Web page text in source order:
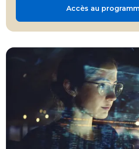
Accès au